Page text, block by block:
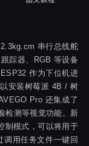
串行总线舵
踪器、RGB 等设备
作为下位机进
安装树莓派 4B / 树
Pro 还集成了
检测等视觉功能。新
制模式，可以将用于
调用任务文件一键回